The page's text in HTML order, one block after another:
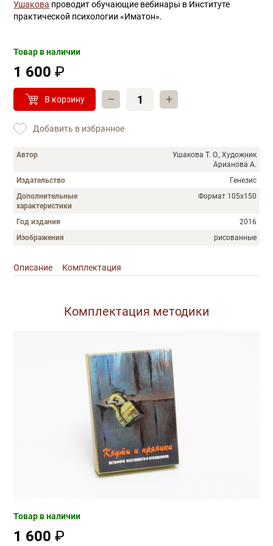
Ушакова проводит обучающие вебинары в Институте
практической психологии «Иматон».
Товар в наличии
1 600 ₽
В корзину – +
Добавить в избранное
Автор
Ушакова Т. О., Художник
Арианова А.
Издательство
Генезис
Дополнительные
характеристики
Формат 105x150
Год издания
2016
Изображения
рисованные
Описание Комплектация
Комплектация методики
Товар в наличии
1 600 ₽